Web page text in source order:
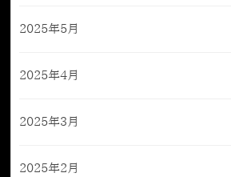
2025年5月
2025年4月
2025年3月
2025年2月